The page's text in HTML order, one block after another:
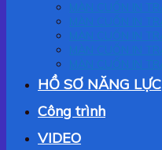
HỒ SƠ NĂNG LỰC
Công trình
VIDEO